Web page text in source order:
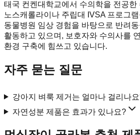
태국 컨켄대학교에서 수의학을 전공한
노스캐롤라이나 주립대 IVSA 프로그
동물병원 임상 경험을 바탕으로 반려
활동하고 있으며, 보호자와 수의사를
환경 구축에 힘쓰고 있습니다.
자주 묻는 질문
강아지 벼룩 제거는 얼마나 걸리나
자연성분 제품은 효과가 있나요?